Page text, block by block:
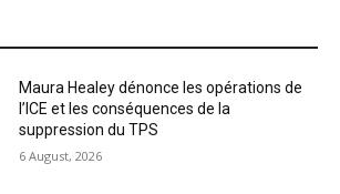
Maura Healey dénonce les opérations de
l’ICE et les conséquences de la
suppression du TPS
6 August, 2026